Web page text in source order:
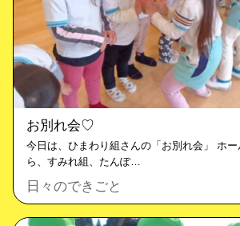
お別れ会♡
今日は、ひまわり組さんの「お別れ会」 ホ
ら、すみれ組、たんぽ…
日々のできごと